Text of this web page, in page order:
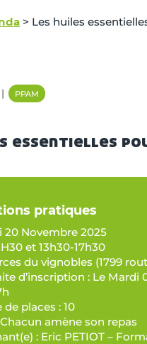
> Les huiles
| PPAM
essentielles
pratiques
20 Novembre 2025
et 13h30-17h30
du vignobles (1799
d’inscription : Le Mardi
places : 10
amène son repas
: Eric PETIOT –